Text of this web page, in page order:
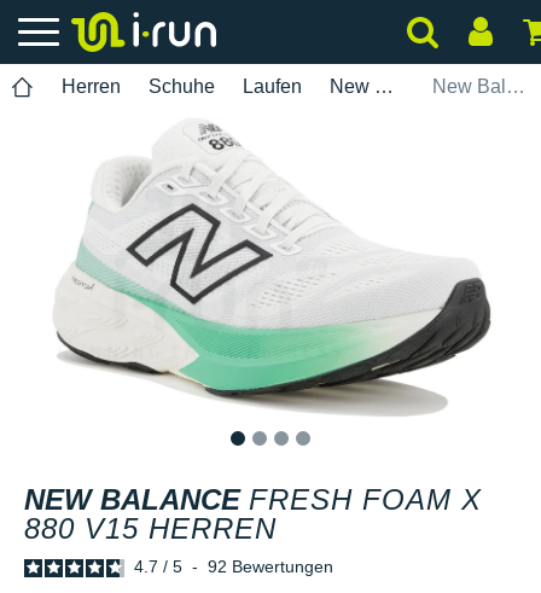
Herren Schuhe Laufen New Balance New Balance Fresh Foam X 880 V15 Herren
NEW BALANCE FRESH FOAM X
880 V15 HERREN
4.7 / 5 - 92 Bewertungen